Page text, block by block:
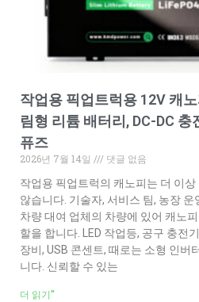
작업용 픽업트럭용 12V 캐
림형 리튬 배터리, DC-DC
퓨즈
2026년 7월 14일
댓글 없음
작업용 픽업트럭의 캐노피는 더 이
않습니다. 기술자, 서비스 팀, 농장
차량 대여 업체의 차량에 있어 캐노
할을 합니다. LED 작업등, 공구 충전
장비, USB 콘센트, 때로는 소형 인버
니다. 신뢰할 수 있는
더 읽기"